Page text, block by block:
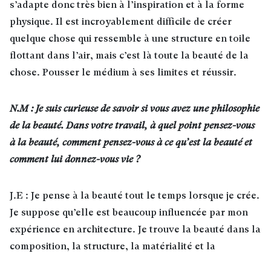
s’adapte donc très bien à l’inspiration et à la forme
physique. Il est incroyablement difficile de créer
quelque chose qui ressemble à une structure en toile
flottant dans l’air, mais c’est là toute la beauté de la
chose. Pousser le médium à ses limites et réussir.
N.M : Je suis curieuse de savoir si vous avez une philosophie
de la beauté. Dans votre travail, à quel point pensez-vous
à la beauté, comment pensez-vous à ce qu’est la beauté et
comment lui donnez-vous vie ?
J.E : Je pense à la beauté tout le temps lorsque je crée.
Je suppose qu’elle est beaucoup influencée par mon
expérience en architecture. Je trouve la beauté dans la
composition, la structure, la matérialité et la